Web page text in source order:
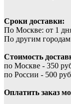
Сроки доставки:
По Москве: от 1
По другим
Стоимость
по Москве - 350
по России - 500
Оплатить заказ